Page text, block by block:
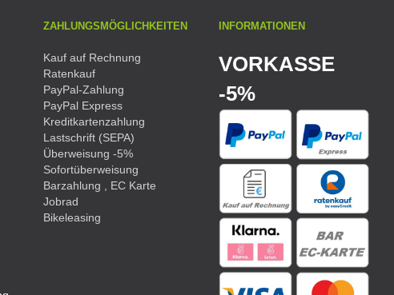
ZAHLUNGSMÖGLICHKEITEN
Kauf auf Rechnung
Ratenkauf
PayPal-Zahlung
PayPal Express
Kreditkartenzahlung
Lastschrift (SEPA)
Überweisung -5%
Sofortüberweisung
Barzahlung , EC Karte
Jobrad
Bikeleasing
INFORMATIONEN
VORKASSE
-5%